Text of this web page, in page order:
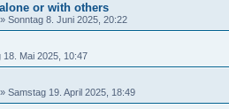
or with others
» Sonntag 8. Juni 2025, 20:22
18. Mai 2025, 10:47
» Samstag 19. April 2025, 18:49